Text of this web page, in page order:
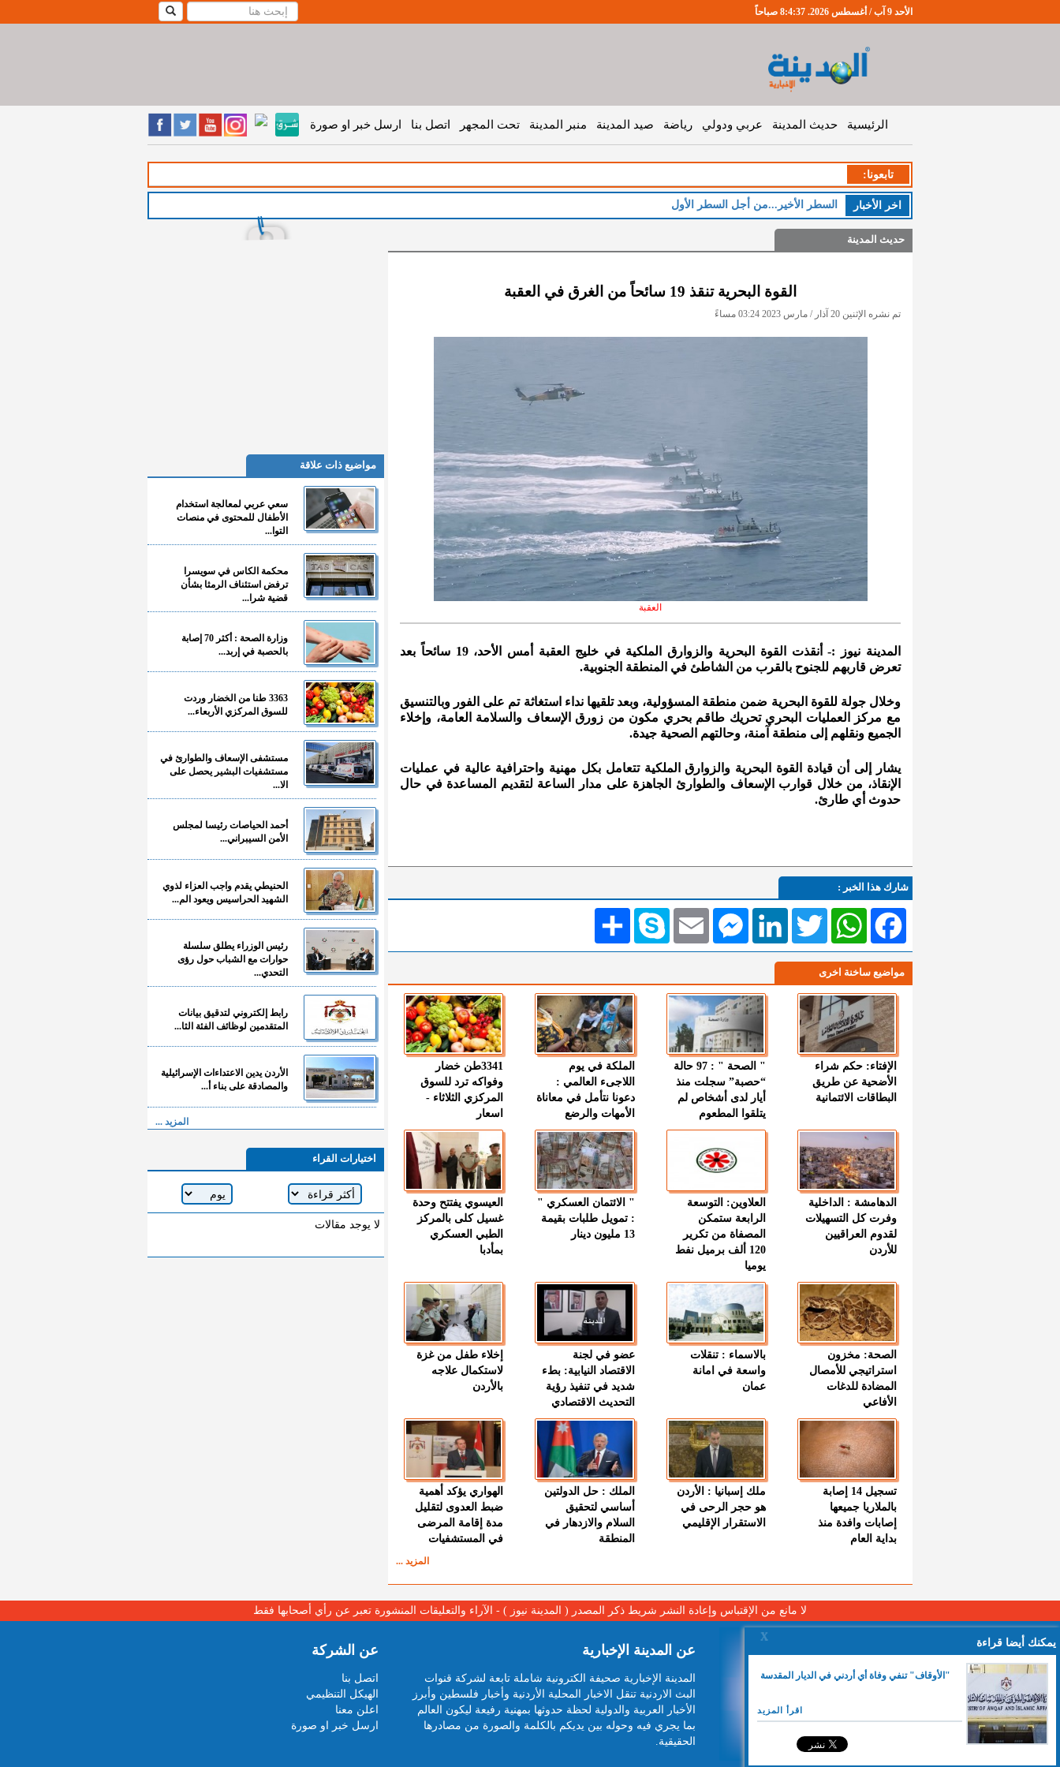
الأحد 9 آب / أغسطس 2026. 8:4:38 صباحاً
الرئيسية حديث المدينة عربي ودولي رياضة صيد المدينة منبر المدينة تحت المجهر اتصل بنا ارسل خبر او صورة
تابعونا:
اخر اﻷخبار
حديث المدينة
القوة البحرية تنقذ 19 سائحاً من الغرق في العقبة
تم نشره الإثنين 20 آذار / مارس 2023 03:24 مساءً
العقبة
المدينة نيوز :- أنقذت القوة البحرية والزوارق الملكية في خليج العقبة أمس الأحد، 19 سائحاً بعد
تعرض قاربهم للجنوح بالقرب من الشاطئ في المنطقة الجنوبية.
وخلال جولة للقوة البحرية ضمن منطقة المسؤولية، وبعد تلقيها نداء استغاثة تم على الفور وبالتنسيق
مع مركز العمليات البحري تحريك طاقم بحري مكون من زورق الإسعاف والسلامة العامة، وإخلاء
الجميع ونقلهم إلى منطقة آمنة، وحالتهم الصحية جيدة.
يشار إلى أن قيادة القوة البحرية والزوارق الملكية تتعامل بكل مهنية واحترافية عالية في عمليات
الإنقاذ، من خلال قوارب الإسعاف والطوارئ الجاهزة على مدار الساعة لتقديم المساعدة في حال
حدوث أي طارئ.
شارك هذا الخبر :
انشر Skype EmailMessengerLinkedIn TwitterWhatsAppFacebook
مواضيع ساخنة اخرى
الإفتاء: حكم شراء
الأضحية عن طريق
البطاقات الائتمانية
" الصحة " : 97 حالة
“حصبة” سجلت منذ
أيار لدى أشخاص لم
يتلقوا المطعوم
الملكة في يوم
اللاجىء العالمي :
دعونا نتأمل في معاناة
الأمهات والرضع
3341طن خضار
وفواكه ترد للسوق
المركزي الثلاثاء -
اسعار
الدهامشة : الداخلية
وفرت كل التسهيلات
لقدوم العراقيين
للأردن
العلاوين: التوسعة
الرابعة ستمكن
المصفاة من تكرير
120 ألف برميل نفط
يوميا
" الائتمان العسكري "
: تمويل طلبات بقيمة
13 مليون دينار
العيسوي يفتتح وحدة
غسيل كلى بالمركز
الطبي العسكري
بمأدبا
الصحة: مخزون
استراتيجي للأمصال
المضادة للدغات
الأفاعي
بالاسماء : تنقلات
واسعة في امانة
عمان
عضو في لجنة
الاقتصاد النيابية: بطء
شديد في تنفيذ رؤية
التحديث الاقتصادي
إخلاء طفل من غزة
لاستكمال علاجه
بالأردن
تسجيل 14 إصابة
بالملاريا جميعها
إصابات وافدة منذ
بداية العام
ملك إسبانيا : الأردن
هو حجر الرحى في
الاستقرار الإقليمي
الملك : حل الدولتين
أساسي لتحقيق
السلام والازدهار في
المنطقة
الهواري يؤكد أهمية
ضبط العدوى لتقليل
مدة إقامة المرضى
في المستشفيات
المزيد ...
مواضيع ذات علاقة
سعي عربي لمعالجة استخدام
الأطفال للمحتوى في منصات
التوا...
محكمة الكاس في سويسرا
ترفض استئناف الرمثا بشأن
قضية شرا...
وزارة الصحة : أكثر 70 إصابة
بالحصبة في إربد...
3363 طنا من الخضار وردت
للسوق المركزي الأربعاء...
مستشفى الإسعاف والطوارئ في
مستشفيات البشير يحصل على
الا...
أحمد الحياصات رئيسا لمجلس
الأمن السيبراني...
الحنيطي يقدم واجب العزاء لذوي
الشهيد الحراسيس ويعود الم...
رئيس الوزراء يطلق سلسلة
حوارات مع الشباب حول رؤى
التحدي...
رابط إلكتروني لتدقيق بيانات
المتقدمين لوظائف الفئة الثا...
الأردن يدين الاعتداءات الإسرائيلية
والمصادقة على بناء أ...
المزيد ...
اختيارات القراء
لا يوجد مقالات
يمكنك أيضا قراءة
X
"الأوقاف" تنفي وفاة أي أردني في الديار المقدسة
اقرأ المزيد
لا مانع من الإقتباس وإعادة النشر شريط ذكر المصدر ( المدينة نيوز ) - الآراء والتعليقات المنشورة تعبر عن رأي أصحابها فقط
عن المدينة الإخبارية
المدينة الإخبارية صحيفة الكترونية شاملة تابعة لشركة قنوات
البث الاردنية تنقل الاخبار المحلية الأردنية وأخبار فلسطين وأبرز
الأخبار العربية والدولية لحظة حدوثها بمهنية رفيعة ليكون العالم
بما يجري فيه وحوله بين يديكم بالكلمة والصورة من مصادرها
الحقيقية.
عن الشركة
اتصل بنا
الهيكل التنظيمي
اعلن معنا
ارسل خبر او صورة